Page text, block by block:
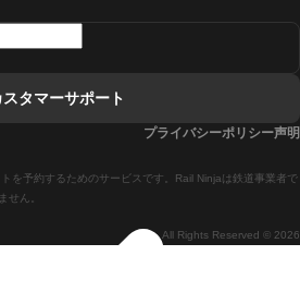
からセビリアまでの列車
からアリカンテまでの列車All Rights Reserved © 2026
を予約するためのサービスです。Rail Ninjaは鉄道事業者で
せん。
スタマーサポート
プライバシーポリシー声明